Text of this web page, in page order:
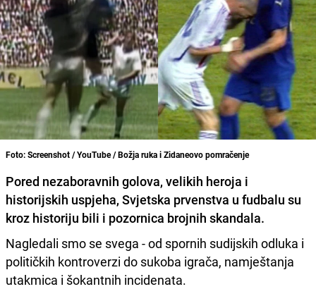
Foto: Screenshot / YouTube / Božja ruka i Zidaneovo pomračenje
Pored nezaboravnih golova, velikih heroja i
historijskih uspjeha, Svjetska prvenstva u fudbalu su
kroz historiju bili i pozornica brojnih skandala.
Nagledali smo se svega - od spornih sudijskih odluka i
političkih kontroverzi do sukoba igrača, namještanja
utakmica i šokantnih incidenata.